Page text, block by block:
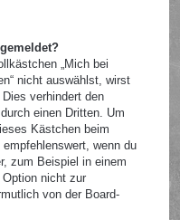
„Mich bei
nicht auswählst, wirst
verhindert den
einen Dritten. Um
Kästchen beim
wenn du
zum Beispiel in einem
nicht zur
von der Board-